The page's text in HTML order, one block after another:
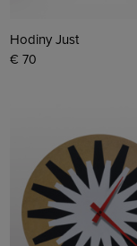
Hodiny Just
€ 70